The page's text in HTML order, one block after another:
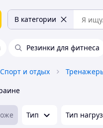
В категории
Резинки для фитнеса
Спорт и отдых
Тип Тип